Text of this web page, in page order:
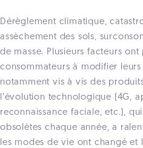
Dérèglement climatique,
assèchement des sols,
de masse. Plusieurs facteurs ont
consommateurs à modifier leurs
notamment vis à vis des
l’évolution technologique (4G,
reconnaissance faciale, etc.),
obsolètes chaque année, a
les modes de vie ont changé et